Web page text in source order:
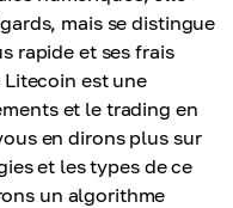
mais se distingue
rapide et ses frais
est une
et le trading en
en dirons plus sur
et les types de ce
un algorithme